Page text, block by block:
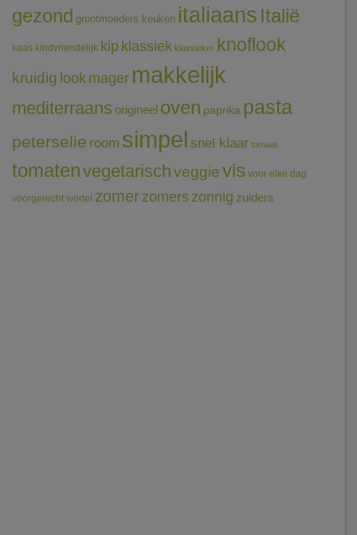
gezond grootmoeders keuken italiaans Italië
kaas kindvriendelijk kip klassiek klassieker knoflook
kruidig look mager makkelijk
mediterraans origineel oven paprika pasta
peterselie room simpel snel klaar tomaat
tomatenvegetarischveggievis voor elke dag
voorgerecht wortel zomerzomerszonnig zuiders